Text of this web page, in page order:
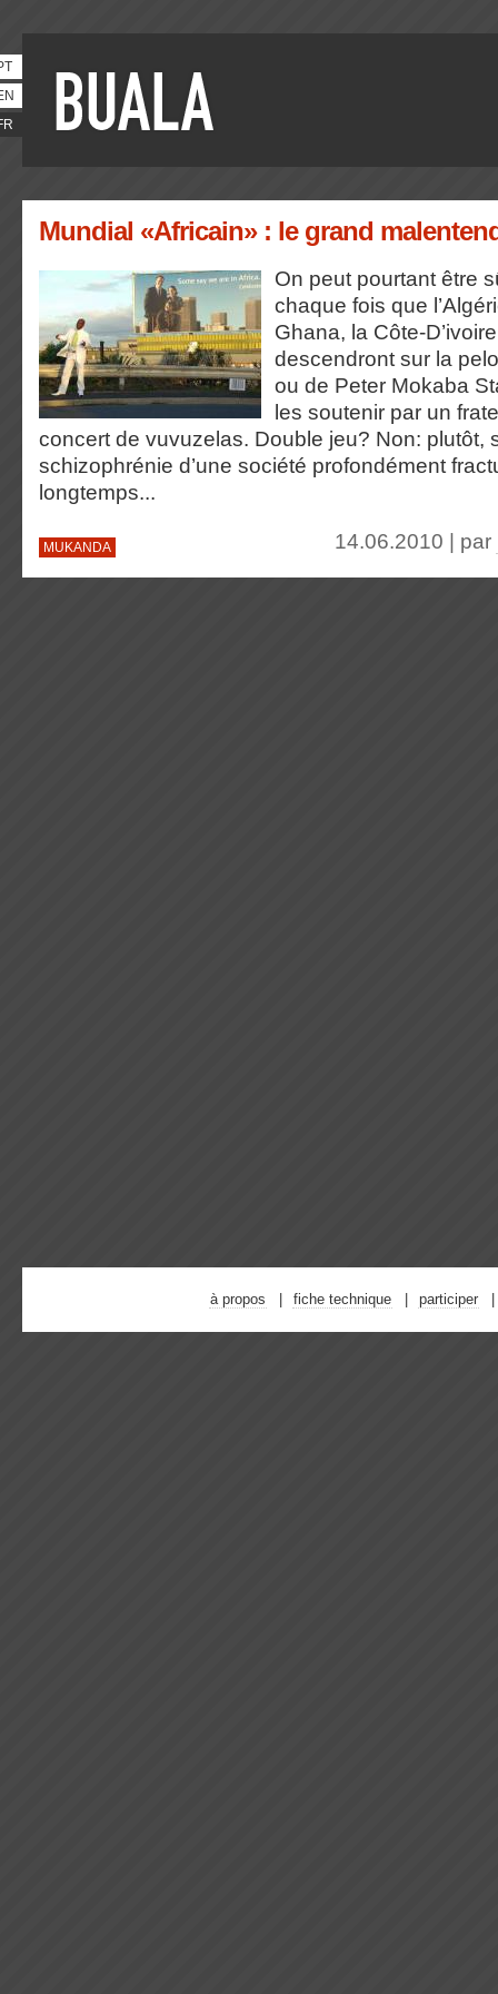
Mundial «Africain» : le grand
On peut pourtant être
chaque fois que
Ghana, la Côte-
descendront sur la
ou de Peter Mokaba
les soutenir par un
concert de vuvuzelas. Double jeu? Non: plutôt,
schizophrénie d’une société profondément
longtemps...
MUKANDA 14.06.2010 | par
à propos fiche technique participer